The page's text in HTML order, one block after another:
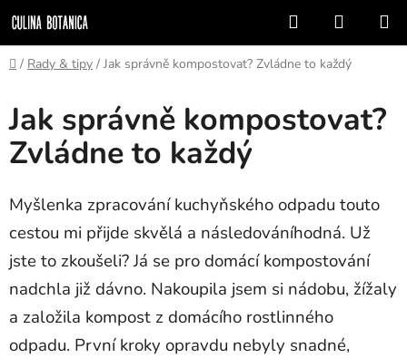
na
obsah
Hledat
KOŠÍK
Domů
/ Rady & tipy / Jak správně kompostovat? Zvládne to každý
Jak správně kompostovat?
Zvládne to každý
Myšlenka zpracování kuchyňského odpadu touto
cestou mi přijde skvělá a následováníhodná. Už
jste to zkoušeli? Já se pro domácí kompostování
nadchla již dávno. Nakoupila jsem si nádobu, žížaly
a založila kompost z domácího rostlinného
odpadu. První kroky opravdu nebyly snadné,